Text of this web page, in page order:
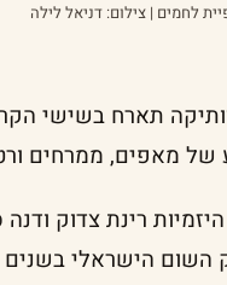
לחמים | צילום: דניאל לילה
מאפים, ממרחים
רינת צדוק
השום הישראלי